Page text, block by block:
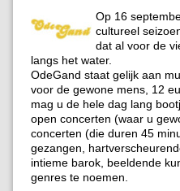
Op 16
cultureel
dat al voor de
langs het water.
OdeGand staat gelijk aan
voor de gewone mens, 12
mag u de hele dag lang
open concerten (waar u
concerten (die duren 45
gezangen,
intieme barok, beeldende
genres te noemen.